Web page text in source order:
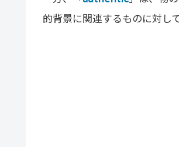
的背景に関連するものに対し